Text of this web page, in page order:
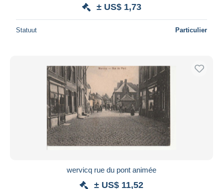
± US$ 1,73
Statuut Particulier
wervicq rue du pont animée
± US$ 11,52